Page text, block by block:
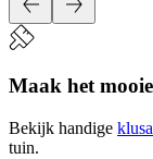
Maak het
Bekijk handige
tuin.